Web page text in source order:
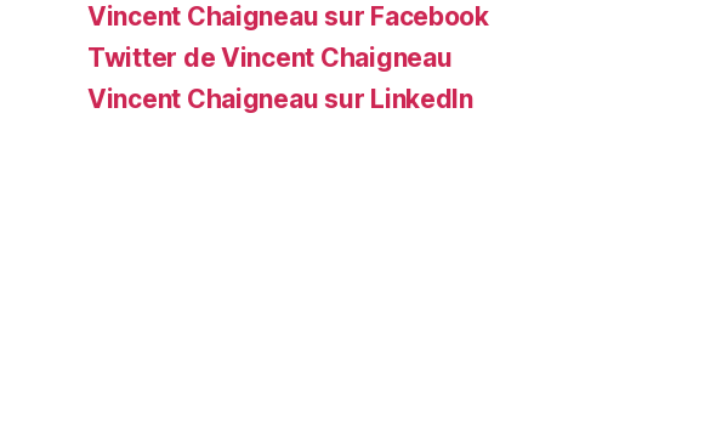
Vincent Chaigneau sur Facebook
Twitter de Vincent Chaigneau
Vincent Chaigneau sur LinkedIn